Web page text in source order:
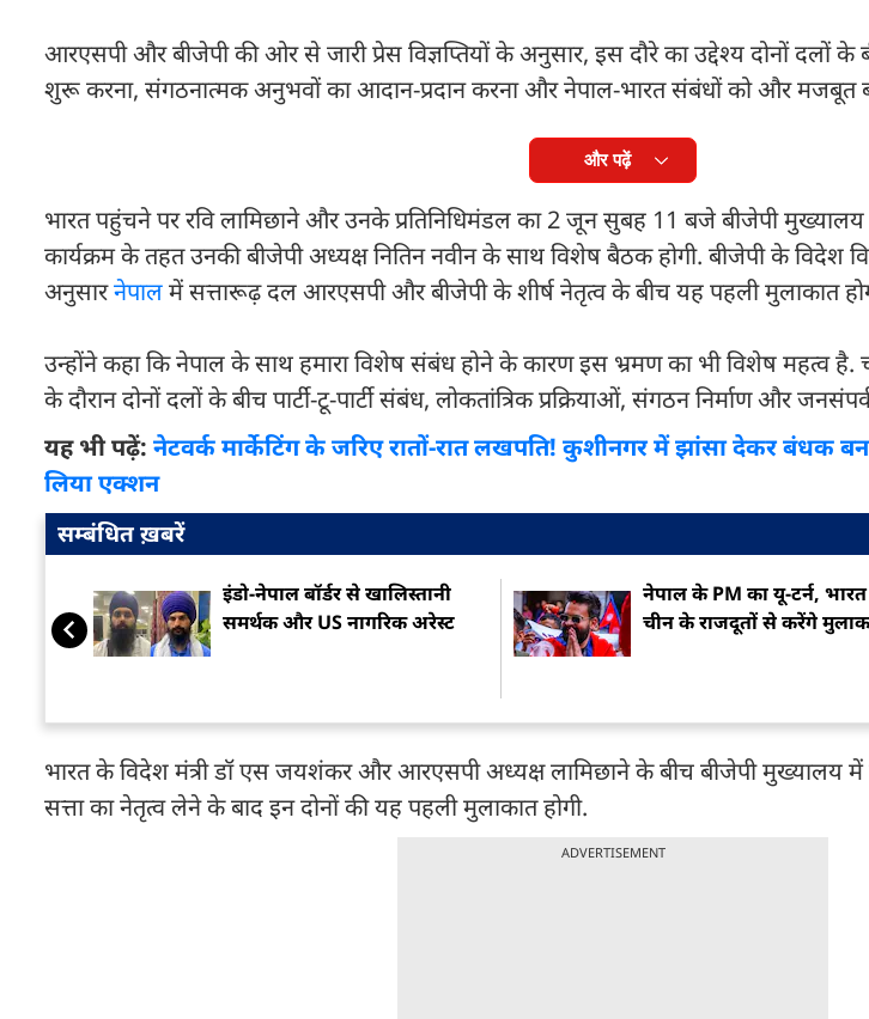
आरएसपी और बीजेपी की ओर से जारी प्रेस विज्ञप्तियों के अनुसार, इस दौरे का उद्देश्य दोनों दलों
शुरू करना, संगठनात्मक अनुभवों का आदान-प्रदान करना और नेपाल-भारत संबंधों को और मजबूत
और पढ़ें
भारत पहुंचने पर रवि लामिछाने और उनके प्रतिनिधिमंडल का 2 जून सुबह 11 बजे बीजेपी मुख्यालय
कार्यक्रम के तहत उनकी बीजेपी अध्यक्ष नितिन नवीन के साथ विशेष बैठक होगी. बीजेपी के विदेश
अनुसारनेपालमें सत्तारूढ़ दल आरएसपी और बीजेपी के शीर्ष नेतृत्व के बीच यह पहली मुलाकात
उन्होंने कहा कि नेपाल के साथ हमारा विशेष संबंध होने के कारण इस भ्रमण का भी विशेष महत्व है.
के दौरान दोनों दलों के बीच पार्टी-टू-पार्टी संबंध, लोकतांत्रिक प्रक्रियाओं, संगठन निर्माण और
यह भी पढ़ें: नेटवर्क मार्केटिंग के जरिए रातों-रात लखपति! कुशीनगर में झांसा देकर बंधक
लिया एक्शन
सम्बंधित ख़बरें
इंडो-नेपाल बॉर्डर से खालिस्तानी
समर्थक और US नागरिक अरेस्ट
नेपाल के PM का यू-टर्न,
चीन के राजदूतों से करेंगे
भारत के विदेश मंत्री डॉ एस जयशंकर और आरएसपी अध्यक्ष लामिछाने के बीच बीजेपी मुख्यालय
सत्ता का नेतृत्व लेने के बाद इन दोनों की यह पहली मुलाकात होगी.
ADVERTISEMENT